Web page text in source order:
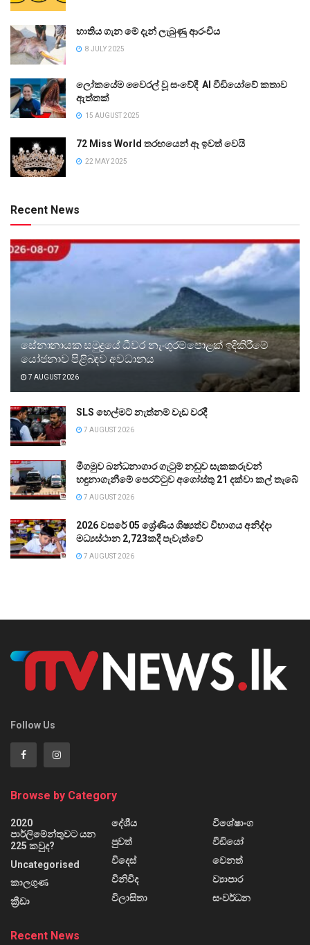
භාතිය ගැන මේ දැන් ලැබුණු ආරංචිය
8 JULY 2025
ලෝකයේම වෛරල් වූ සංවේදී AI වීඩියෝවේ කතාව
ඇත්තක්
15 AUGUST 2025
72 Miss World තරඟයෙන් ඈ ඉවත් වෙයි
22 MAY 2025
Recent News
සේනානායක සමුද්‍රයේ ධීවර නැංගුරම්පොළක් ඉදිකිරීමේ
යෝජනාව පිළිබඳව අවධානය
7 AUGUST 2026
SLS හෙල්මට් නැත්නම් වැඩ වරදී
7 AUGUST 2026
මීගමුව බන්ධනාගාර ගැටුම් නඩුව සැකකරුවන්
හඳුනාගැනීමේ පෙරට්ටුව අගෝස්තු 21 දක්වා කල් තැබේ
7 AUGUST 2026
2026 වසරේ 05 ශ්‍රේණිය ශිෂ්‍යත්ව විභාගය අනිද්දා
මධ්‍යස්ථාන 2,723කදී පැවැත්වේ
7 AUGUST 2026
Follow Us
Browse by Category
2020
පාර්ලිමේන්තුවට යන
225 කවුද?
Uncategorised
කාලගුණ
ක්‍රීඩා
දේශීය
පුවත්
විදෙස්
විනිවිද
විලාසිතා
විශේෂාංග
වීඩියෝ
වෙනත්
ව්‍යාපාර
සංවර්ධන
Recent News